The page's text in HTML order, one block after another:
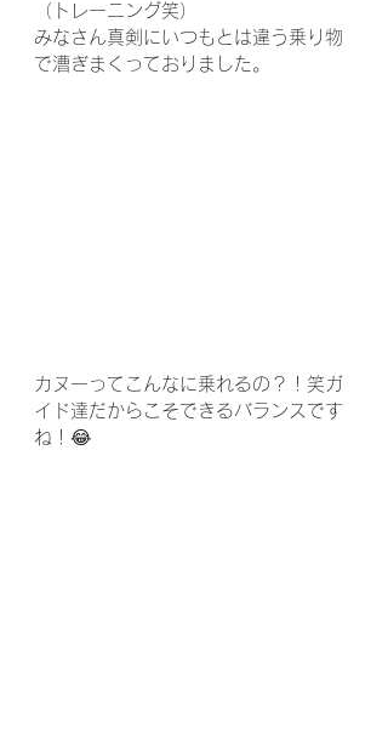
（トレーニング笑）
みなさん真剣にいつもとは違う乗り物
で漕ぎまくっておりました。
カヌーってこんなに乗れるの？！笑ガ
イド達だからこそできるバランスです
ね！😂